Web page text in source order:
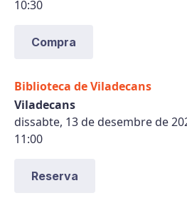
10:30
Compra
Biblioteca de Viladecans
Viladecans
dissabte, 13 de desembre de
11:00
Reserva